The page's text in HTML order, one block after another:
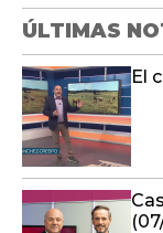
ÚLTIMAS
El